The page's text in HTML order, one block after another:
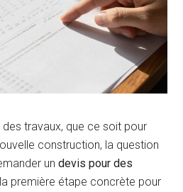
travaux, que ce soit pour
construction, la question
undevis pour des
première étape concrète pour